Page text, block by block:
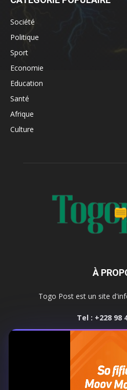
Société
Politique
Sport
Economie
Education
Santé
Afrique
Culture
À
Togo Post est un site
Tel : +228 98
SUIVEZ